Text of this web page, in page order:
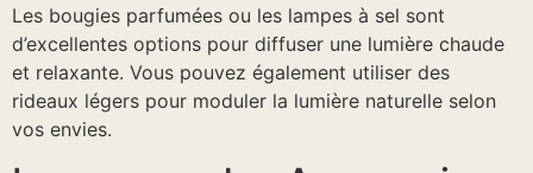
Les bougies parfumées ou les lampes à sel sont
d’excellentes options pour diffuser une lumière chaude
et relaxante. Vous pouvez également utiliser des
rideaux légers pour moduler la lumière naturelle selon
vos envies.